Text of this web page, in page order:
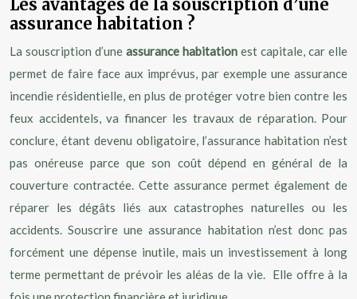
Les avantages de la souscription d’une
assurance habitation ?
La souscription d’une assurance habitation est capitale, car elle
permet de faire face aux imprévus, par exemple une assurance
incendie résidentielle, en plus de protéger votre bien contre les
feux accidentels, va financer les travaux de réparation. Pour
conclure, étant devenu obligatoire, l’assurance habitation n’est
pas onéreuse parce que son coût dépend en général de la
couverture contractée. Cette assurance permet également de
réparer les dégâts liés aux catastrophes naturelles ou les
accidents. Souscrire une assurance habitation n’est donc pas
forcément une dépense inutile, mais un investissement à long
terme permettant de prévoir les aléas de la vie. Elle offre à la